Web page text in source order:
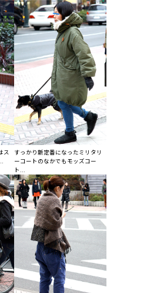
ス
すっかり新定番になったミリタリ
ーコートのなかでもモッズコー
ト...